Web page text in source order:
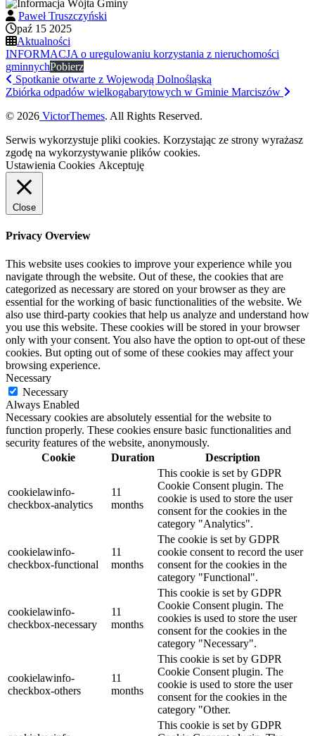
Paweł Truszczyński
paź 15 2025
Aktualności
INFORMACJA o uregulowaniu korzystania z nieruchomości
gminnychPobierz
Spotkanie otwarte z Wojewodą Dolnośląską
Zbiórka odpadów wielkogabarytowych w Gminie Marciszów
© 2026 VictorThemes. All Rights Reserved.
Serwis wykorzystuje pliki cookies. Korzystając ze strony wyrażasz
zgodę na wykorzystywanie plików cookies.
Ustawienia Cookies Akceptuję
Close
Privacy Overview
This website uses cookies to improve your experience while you
navigate through the website. Out of these, the cookies that are
categorized as necessary are stored on your browser as they are
essential for the working of basic functionalities of the website. We
also use third-party cookies that help us analyze and understand how
you use this website. These cookies will be stored in your browser
only with your consent. You also have the option to opt-out of these
cookies. But opting out of some of these cookies may affect your
browsing experience.
Necessary
Necessary
Always Enabled
Necessary cookies are absolutely essential for the website to
function properly. These cookies ensure basic functionalities and
security features of the website, anonymously.
Cookie
Duration Description
cookielawinfo-
checkbox-analytics
11
months
This cookie is set by GDPR
Cookie Consent plugin. The
cookie is used to store the user
consent for the cookies in the
category "Analytics".
cookielawinfo-
checkbox-functional
11
months
The cookie is set by GDPR
cookie consent to record the user
consent for the cookies in the
category "Functional".
cookielawinfo-
checkbox-necessary
11
months
This cookie is set by GDPR
Cookie Consent plugin. The
cookies is used to store the user
consent for the cookies in the
category "Necessary".
cookielawinfo-
checkbox-others
11
months
This cookie is set by GDPR
Cookie Consent plugin. The
cookie is used to store the user
consent for the cookies in the
category "Other.
This cookie is set by GDPR